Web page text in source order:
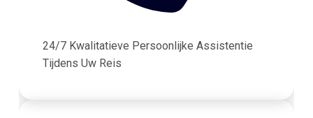
24/7 Kwalitatieve Persoonlijke Assistentie
Tijdens Uw Reis